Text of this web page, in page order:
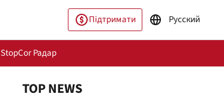
Підтримати Русский
StopCor Радар
TOP NEWS